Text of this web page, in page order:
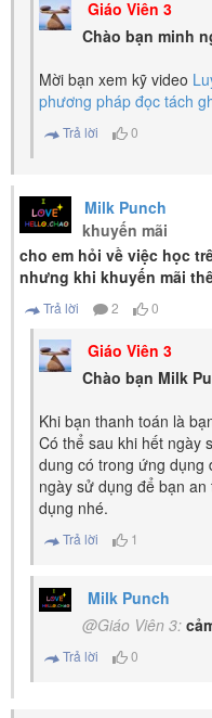
Giáo Viên 3
Chào bạn minh
Mời bạn xem kỹ video
phương pháp đọc tách
Trả lời 0
Milk Punch
khuyến mãi
cho em hỏi về việc học
nhưng khi khuyến mãi
Trả lời 2 0
Giáo Viên 3
Chào bạn Milk
Khi bạn thanh toán là
Có thể sau khi hết ngày
dung có trong ứng dụng
ngày sử dụng để bạn
dụng nhé.
Trả lời 1
Milk Punch
@Giáo Viên 3:
Trả lời 0